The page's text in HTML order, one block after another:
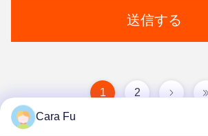
送信する
1 2
Cara Fu